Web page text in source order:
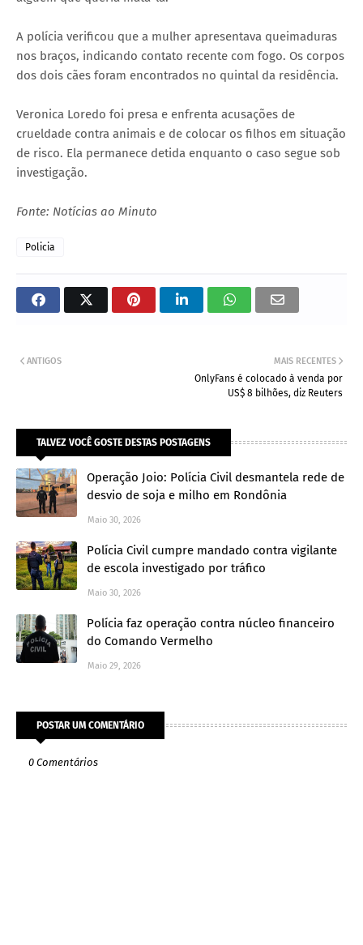
A polícia verificou que a mulher apresentava queimaduras
nos braços, indicando contato recente com fogo. Os corpos
dos dois cães foram encontrados no quintal da residência.
Veronica Loredo foi presa e enfrenta acusações de
crueldade contra animais e de colocar os filhos em situação
de risco. Ela permanece detida enquanto o caso segue sob
investigação.
Fonte: Notícias ao Minuto
Policia
MAIS RECENTES
OnlyFans é colocado à venda por
US$ 8 bilhões, diz Reuters
ANTIGOS
TALVEZ VOCÊ GOSTE DESTAS POSTAGENS
Operação Joio: Polícia Civil desmantela rede de
desvio de soja e milho em Rondônia
Maio 30, 2026
Polícia Civil cumpre mandado contra vigilante
de escola investigado por tráfico
Maio 30, 2026
Polícia faz operação contra núcleo financeiro
do Comando Vermelho
Maio 29, 2026
POSTAR UM COMENTÁRIO
0 Comentários